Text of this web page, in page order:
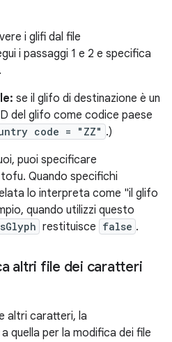
i glifi dal file
i passaggi 1 e 2 e specifica
se il glifo di destinazione è un
del glifo come codice paese
code = "ZZ" .)
puoi specificare
Quando specifichi
lo interpreta come "il glifo
quando utilizzi questo
restituisce false .
altri file dei caratteri
altri caratteri, la
quella per la modifica dei file